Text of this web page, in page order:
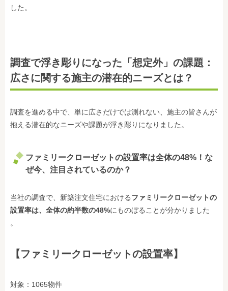
した。
調査で浮き彫りになった「想定外」の課題：
広さに関する施主の潜在的ニーズとは？
調査を進める中で、単に広さだけでは測れない、施主の皆さんが
抱える潜在的なニーズや課題が浮き彫りになりました。
ファミリークローゼットの設置率は全体の48% ！な
ぜ今、注目されているのか？
当社の調査で、新築注文住宅におけるファミリークローゼットの
設置率は、全体の約半数の48%にものぼることが分かりました
。
【ファミリークローゼットの設置率】
対象：1065物件